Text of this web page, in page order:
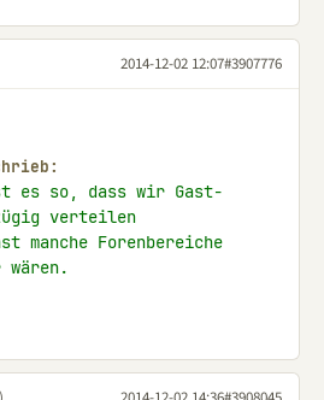
2014-12-02 12:07#3907776
es so, dass wir Gast-
verteilen
manche Forenbereiche